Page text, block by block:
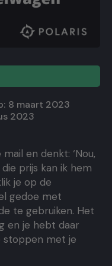
8 maart 2023
2023
en denkt: ‘Nou,
prijs kan ik hem
je op de
gedoe met
te gebruiken. Het
en je hebt daar
stoppen met je